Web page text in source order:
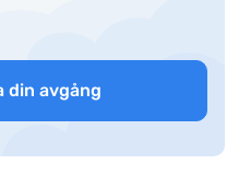
din avgång